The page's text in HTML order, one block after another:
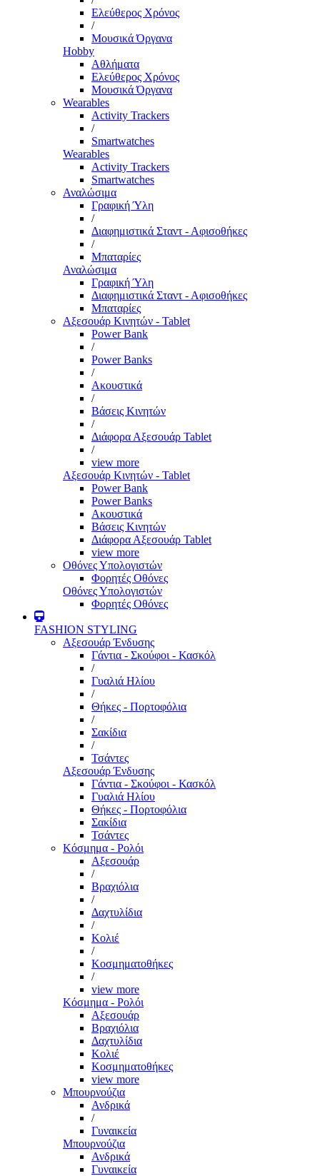
Ελεύθερος Χρόνος
/
Μουσικά Όργανα
Hobby
Αθλήματα
Ελεύθερος Χρόνος
Μουσικά Όργανα
Wearables
Activity Trackers
/
Smartwatches
Wearables
Activity Trackers
Smartwatches
Αναλώσιμα
Γραφική Ύλη
/
Διαφημιστικά Σταντ - Αφισοθήκες
/
Μπαταρίες
Αναλώσιμα
Γραφική Ύλη
Διαφημιστικά Σταντ - Αφισοθήκες
Μπαταρίες
Αξεσουάρ Κινητών - Tablet
Power Bank
/
Power Banks
/
Ακουστικά
/
Βάσεις Κινητών
/
Διάφορα Αξεσουάρ Tablet
/
view more
Αξεσουάρ Κινητών - Tablet
Power Bank
Power Banks
Ακουστικά
Βάσεις Κινητών
Διάφορα Αξεσουάρ Tablet
view more
Οθόνες Υπολογιστών
Φορητές Οθόνες
Οθόνες Υπολογιστών
Φορητές Οθόνες
FASHION STYLING
Αξεσουάρ Ένδυσης
Γάντια - Σκούφοι - Κασκόλ
/
Γυαλιά Ηλίου
/
Θήκες - Πορτοφόλια
/
Σακίδια
/
Τσάντες
Αξεσουάρ Ένδυσης
Γάντια - Σκούφοι - Κασκόλ
Γυαλιά Ηλίου
Θήκες - Πορτοφόλια
Σακίδια
Τσάντες
Κόσμημα - Ρολόι
Αξεσουάρ
/
Βραχιόλια
/
Δαχτυλίδια
/
Κολιέ
/
Κοσμηματοθήκες
/
view more
Κόσμημα - Ρολόι
Αξεσουάρ
Βραχιόλια
Δαχτυλίδια
Κολιέ
Κοσμηματοθήκες
view more
Μπουρνούζια
Ανδρικά
/
Γυναικεία
Μπουρνούζια
Ανδρικά
Γυναικεία